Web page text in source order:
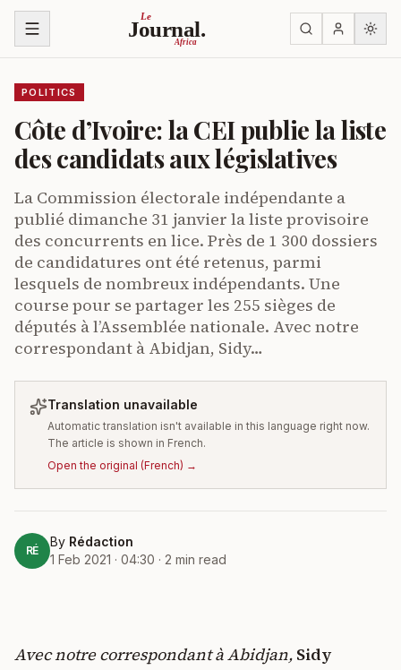
Skip to content Le
Journal.
Africa
POLITICS
Côte d’Ivoire: la CEI publie la liste
des candidats aux législatives
La Commission électorale indépendante a
publié dimanche 31 janvier la liste provisoire
des concurrents en lice. Près de 1 300 dossiers
de candidatures ont été retenus, parmi
lesquels de nombreux indépendants. Une
course pour se partager les 255 sièges de
députés à l’Assemblée nationale. Avec notre
correspondant à Abidjan, Sidy…
Translation unavailable
Automatic translation isn't available in this language right now.
The article is shown in French.
Open the original (French) →
RÉ
By Rédaction
1 Feb 2021 · 04:30 · 2 min read
Avec notre correspondant à Abidjan, Sidy